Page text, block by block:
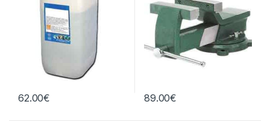
62.00€ 89.00€